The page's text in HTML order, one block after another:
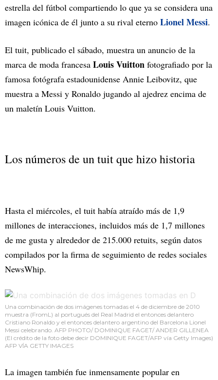
estrella del fútbol compartiendo lo que ya se considera una
imagen icónica de él junto a su rival eterno Lionel Messi.
El tuit, publicado el sábado, muestra un anuncio de la
marca de moda francesa Louis Vuitton fotografiado por la
famosa fotógrafa estadounidense Annie Leibovitz, que
muestra a Messi y Ronaldo jugando al ajedrez encima de
un maletín Louis Vuitton.
Los números de un tuit que hizo historia
Hasta el miércoles, el tuit había atraído más de 1,9
millones de interacciones, incluidos más de 1,7 millones
de me gusta y alrededor de 215.000 retuits, según datos
compilados por la firma de seguimiento de redes sociales
NewsWhip.
Una combinación de dos imágenes tomadas el 4 de diciembre de 2010
muestra (FromL) al portugués del Real Madrid el entonces delantero
Cristiano Ronaldo y el entonces delantero argentino del Barcelona Lionel
Messi celebrando. AFP PHOTO/ DOMINIQUE FAGET/ ANDER GILLENEA
(El crédito de la foto debe decir DOMINIQUE FAGET/AFP vía Getty Images)
AFP VÍA GETTY IMAGES
La imagen también fue inmensamente popular en